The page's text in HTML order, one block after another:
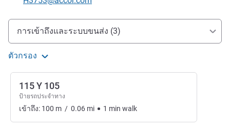
การเข้าถึงและการเดินทาง
การเข้าถึงและระบบขนส่ง (3)
ตัวกรอง
115 Y 105
ป้ายรถประจำทาง
เข้าถึง: 100 m / 0.06 mi 1 min walk